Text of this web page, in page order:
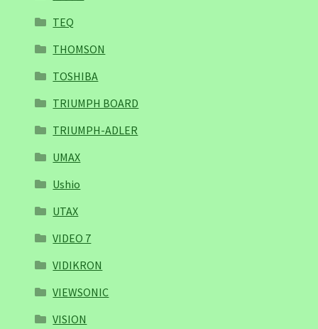
TEQ
THOMSON
TOSHIBA
TRIUMPH BOARD
TRIUMPH-ADLER
UMAX
Ushio
UTAX
VIDEO 7
VIDIKRON
VIEWSONIC
VISION